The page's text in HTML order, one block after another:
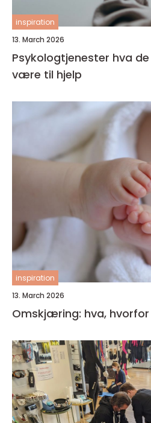
inspiration
13. March 2026
Psykologtjenester hva de er, og når de kan
være til hjelp
inspiration
13. March 2026
Omskjæring: hva,